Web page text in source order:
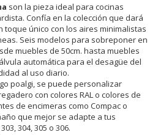
son la pieza ideal para cocinas
Confía en la colección que dará
toque único con los aires minimalistas
Seis modelos para sobreponer en
muebles de 50cm. hasta muebles
automática para el desagüe del
al uso diario.
poalgi, se puede personalizar
con colores RAL o colores de
de encimeras como Compac o
que mejor se adapte a tus
304, 305 o 306.